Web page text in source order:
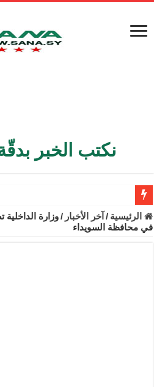
نكتب الخبر
الأمن الداخلي يعثر على مقبرة جماعية في
الوزير الشيباني يبحث في باريس تعزيز
الرئيسية / آخر الأخبار /وزارة
في محافظة السويداء